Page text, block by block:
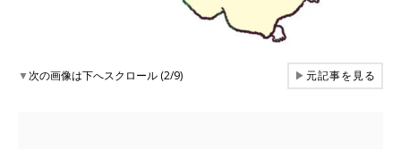
▼次の画像は下へスクロール (2/9) ▶元記事を見る